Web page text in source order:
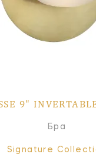
9"
Бра
Signature